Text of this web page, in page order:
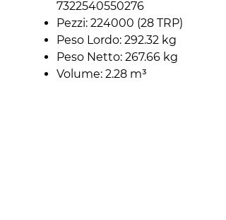
7322540550276
Pezzi: 224000 (28 TRP)
Peso Lordo: 292.32 kg
Peso Netto: 267.66 kg
Volume: 2.28 m³